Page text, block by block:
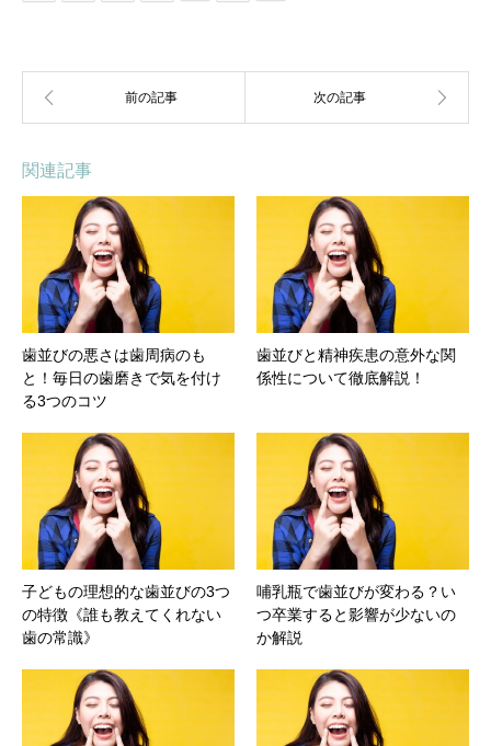
関連記事
歯並びの悪さは歯周病のも
と！毎日の歯磨きで気を付け
る3つのコツ
歯並びと精神疾患の意外な関
係性について徹底解説！
子どもの理想的な歯並びの3つ
の特徴《誰も教えてくれない
歯の常識》
哺乳瓶で歯並びが変わる？い
つ卒業すると影響が少ないの
か解説